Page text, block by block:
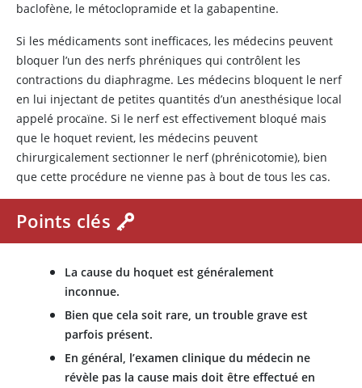
baclofène, le métoclopramide et la gabapentine.
Si les médicaments sont inefficaces, les médecins peuvent
bloquer l’un des nerfs phréniques qui contrôlent les
contractions du diaphragme. Les médecins bloquent le nerf
en lui injectant de petites quantités d’un anesthésique local
appelé procaïne. Si le nerf est effectivement bloqué mais
que le hoquet revient, les médecins peuvent
chirurgicalement sectionner le nerf (phrénicotomie), bien
que cette procédure ne vienne pas à bout de tous les cas.
Points clés
La cause du hoquet est généralement
inconnue.
Bien que cela soit rare, un trouble grave est
parfois présent.
En général, l’examen clinique du médecin ne
révèle pas la cause mais doit être effectué en